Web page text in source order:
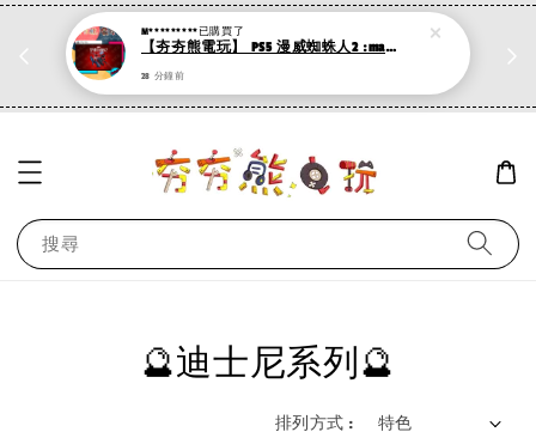
PS系列遊戲 滿500折50，加購第二件再打95折
搜尋
🔮迪士尼系列🔮
排列方式 :
M*********已購買了
【夯夯熊電玩】 PS5 漫威蜘蛛人2 :mahjong: (數位版)
28 分鐘前